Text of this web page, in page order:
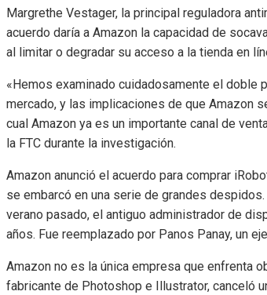
Margrethe Vestager, la principal reguladora
acuerdo daría a Amazon la capacidad de
al limitar o degradar su acceso a la tienda en
«Hemos examinado cuidadosamente el doble
mercado, y las implicaciones de que Amazon
cual Amazon ya es un importante canal de
la FTC durante la investigación.
Amazon anunció el acuerdo para comprar
se embarcó en una serie de grandes
verano pasado, el antiguo administrador de
años. Fue reemplazado por Panos Panay, un
Amazon no es la única empresa que enfrenta
fabricante de Photoshop e Illustrator, canceló